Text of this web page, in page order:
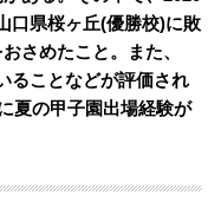
口県桜ヶ丘(優勝校)に敗
さめたこと。また、
ることなどが評価され
夏の甲子園出場経験が